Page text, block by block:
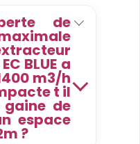
de
BLUE a
m3/h
t il
de
espace
?